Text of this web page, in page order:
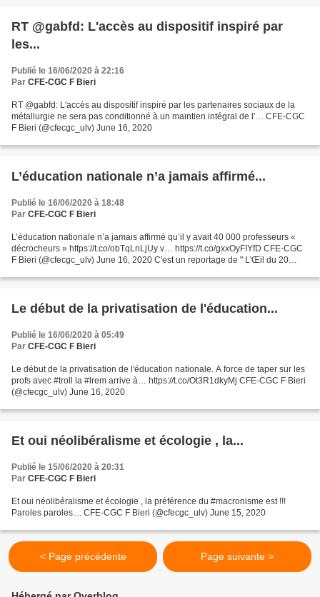
RT @gabfd: L'accès au dispositif inspiré par
les...
Publié le 16/06/2020 à 22:16
Par CFE-CGC F Bieri
RT @gabfd: L'accès au dispositif inspiré par les partenaires sociaux de la
métallurgie ne sera pas conditionné à un maintien intégral de l'… CFE-CGC
F Bieri (@cfecgc_ulv) June 16, 2020
L’éducation nationale n’a jamais affirmé...
Publié le 16/06/2020 à 18:48
Par CFE-CGC F Bieri
L’éducation nationale n’a jamais affirmé qu’il y avait 40 000 professeurs «
décrocheurs » https://t.co/obTqLnLjUy v… https://t.co/gxxOyFIYfD CFE-CGC
F Bieri (@cfecgc_ulv) June 16, 2020 C'est un reportage de " L'Œil du 20
Le début de la privatisation de l'éducation...
Publié le 16/06/2020 à 05:49
Par CFE-CGC F Bieri
Le début de la privatisation de l'éducation nationale. A force de taper sur les
profs avec #troll la #lrem arrive à… https://t.co/Ot3R1dkyMj CFE-CGC F Bieri
(@cfecgc_ulv) June 16, 2020
Et oui néolibéralisme et écologie , la...
Publié le 15/06/2020 à 20:31
Par CFE-CGC F Bieri
Et oui néolibéralisme et écologie , la préférence du #macronisme est !!!
Paroles paroles.... CFE-CGC F Bieri (@cfecgc_ulv) June 15, 2020
< Page précédente Page suivante >